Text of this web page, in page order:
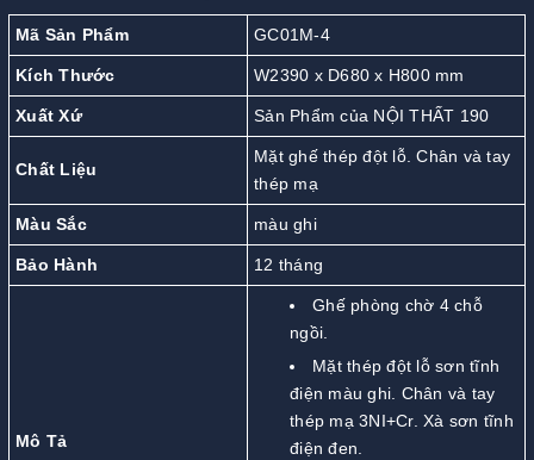
Mã Sản Phẩm GC01M-4
Kích Thước W2390 x D680 x H800 mm
Xuất Xứ Sản Phẩm của NỘI THẤT 190
Chất Liệu
Mặt ghế thép đột lỗ. Chân và tay
thép mạ
Màu Sắc màu ghi
Bảo Hành 12 tháng
Mô Tả
Ghế phòng chờ 4 chỗ
ngồi.
Mặt thép đột lỗ sơn tĩnh
điện màu ghi. Chân và tay
thép mạ 3NI+Cr. Xà sơn tĩnh
điện đen.